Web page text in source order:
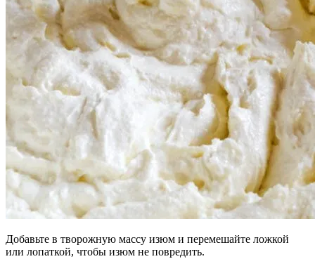
Добавьте в творожную массу изюм и перемешайте ложкой
или лопаткой, чтобы изюм не повредить.